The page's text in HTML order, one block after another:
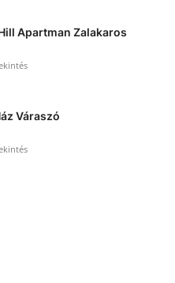
Apartman Zalakaros
Váraszó